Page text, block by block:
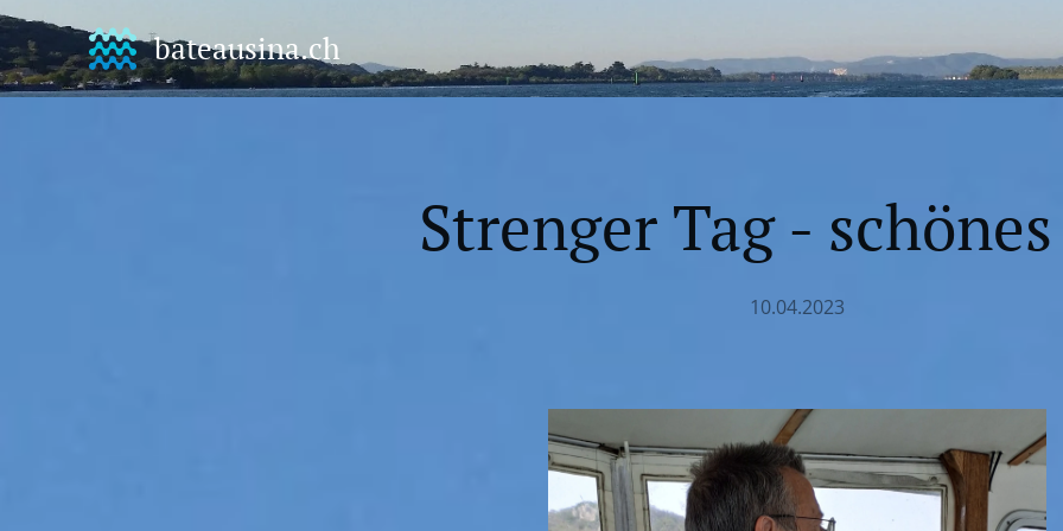
bateausina.ch
Strenger Tag -
10.04.2023